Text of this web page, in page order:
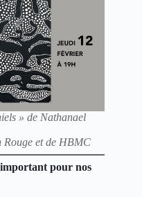
» de Nathanael
Rouge et de HBMC
important pour nos